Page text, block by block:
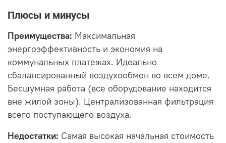
Плюсы и минусы
Преимущества: Максимальная
энергоэффективность и экономия на
коммунальных платежах. Идеально
сбалансированный воздухообмен во всем доме.
Бесшумная работа (все оборудование находится
вне жилой зоны). Централизованная фильтрация
всего поступающего воздуха.
Недостатки: Самая высокая начальная стоимость